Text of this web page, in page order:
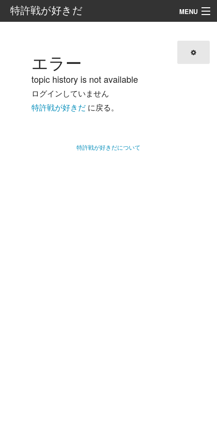
特許戦が好きだ MENU
外部リンク
検索
エラー
topic history is not available
ログインしていません
特許戦が好きだ に戻る。
特許戦が好きだについて